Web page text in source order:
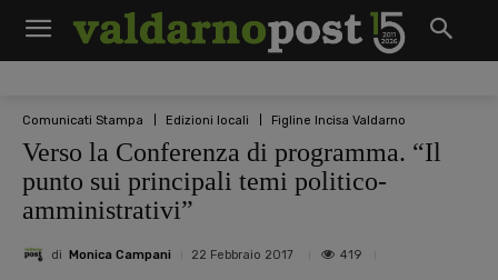
Comunicati Stampa Edizioni locali Figline Incisa Valdarno
Verso la Conferenza di programma. “Il
punto sui principali temi politico-
amministrativi”
di Monica Campani 22 Febbraio 2017 419